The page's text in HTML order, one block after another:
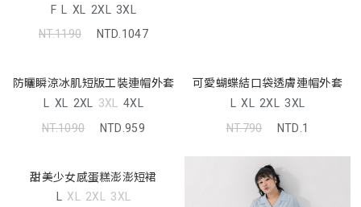
F L XL 2XL 3XL
NT.1190
NTD.1047
防曬瞬涼冰肌短版工裝連帽外套
L XL 2XL 3XL 4XL
NT.1090
NTD.959
可愛蝴蝶結口袋透膚連帽外套
L XL 2XL 3XL
NT.790
NTD.1
甜美少女感蛋糕澎澎短裙
L XL 2XL 3XL